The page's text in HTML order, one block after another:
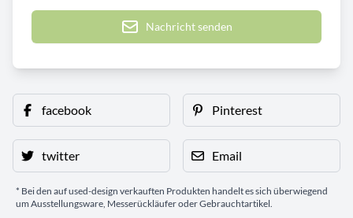
Nachricht senden
facebook Pinterest
twitter Email
* Bei den auf used-design verkauften Produkten handelt es sich überwiegend
um Ausstellungsware, Messerückläufer oder Gebrauchtartikel.